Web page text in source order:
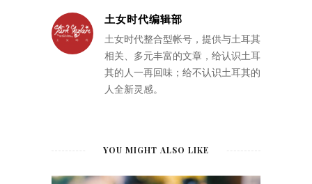
土女时代编辑部
土女时代整合型帐号，提供与土耳其
相关、多元丰富的文章，给认识土耳
其的人一再回味；给不认识土耳其的
人全新灵感。
YOU MIGHT ALSO LIKE